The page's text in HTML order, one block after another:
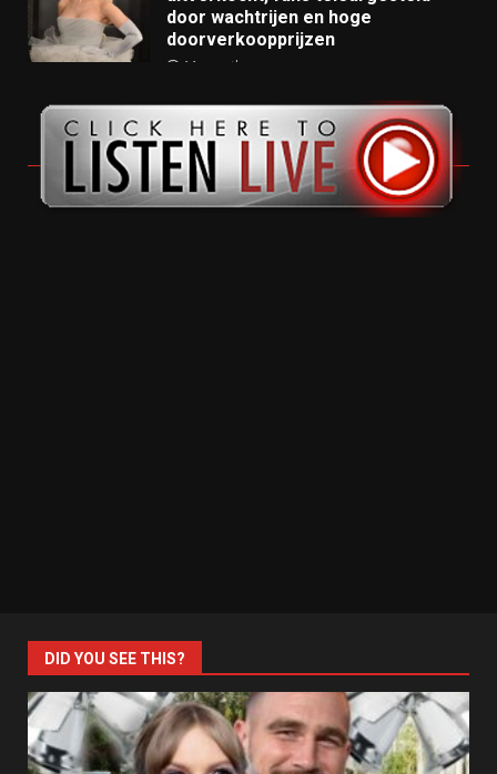
door wachtrijen en hoge
doorverkoopprijzen
11 months ago
DID YOU SEE THIS?